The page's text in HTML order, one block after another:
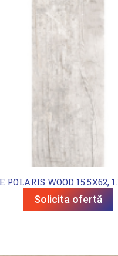
POLARIS WOOD 15.5X62,
Solicita ofertă